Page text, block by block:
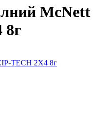
McNett
8г